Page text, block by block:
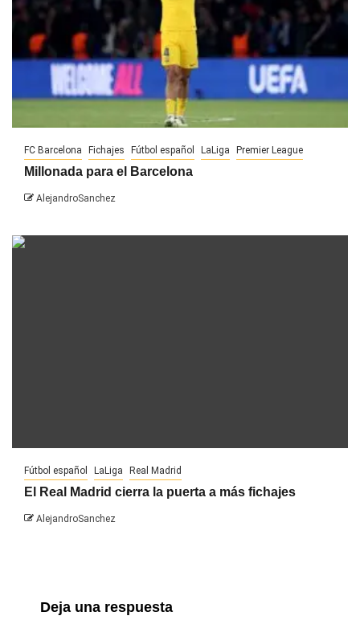
FC Barcelona Fichajes Fútbol español LaLiga Premier League
Millonada para el Barcelona
AlejandroSanchez
Fútbol español LaLiga Real Madrid
El Real Madrid cierra la puerta a más fichajes
AlejandroSanchez
Deja una respuesta